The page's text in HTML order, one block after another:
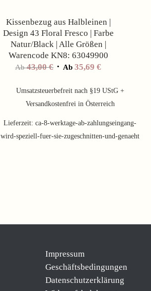
Kissenbezug aus Halbleinen |
Design 43 Floral Fresco | Farbe
Natur/Black | Alle Größen |
Warencode KN8: 63049900
Ab43,00€ Ab35,69€
Umsatzsteuerbefreit nach §19 UStG +
Versandkostenfrei in Österreich
Lieferzeit:ca-8-werktage-ab-zahlungseingang-
wird-speziell-fuer-sie-zugeschnitten-und-genaeht
Impressum
Geschäftsbedingungen
Datenschutzerklärung